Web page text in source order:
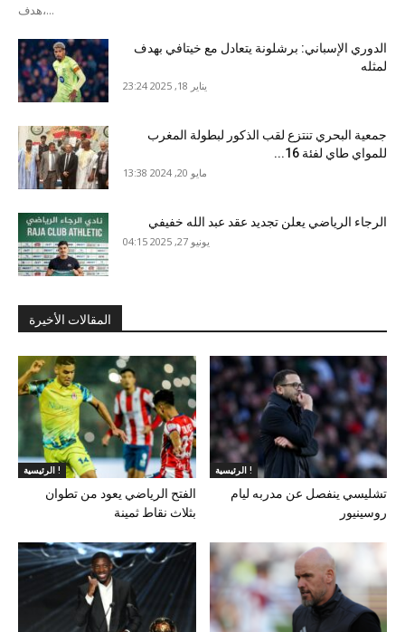
هدف،...
الدوري الإسباني: برشلونة يتعادل مع خيتافي بهدف
لمثله
يناير 18, 2025 23:24
جمعية البحري تنتزع لقب الذكور لبطولة المغرب
للمواي طاي لفئة 16...
مايو 20, 2024 13:38
الرجاء الرياضي يعلن تجديد عقد عبد الله خفيفي
يونيو 27, 2025 04:15
المقالات الأخيرة
الرئيسية !
الفتح الرياضي يعود من تطوان
بثلاث نقاط ثمينة
الرئيسية !
تشليسي ينفصل عن مدربه ليام
روسينيور